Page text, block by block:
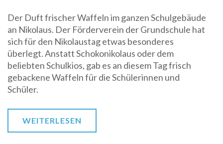
Der Duft frischer Waffeln im ganzen Schulgebäude
an Nikolaus. Der Förderverein der Grundschule hat
sich für den Nikolaustag etwas besonderes
überlegt. Anstatt Schokonikolaus oder dem
beliebten Schulkios, gab es an diesem Tag frisch
gebackene Waffeln für die Schülerinnen und
Schüler.
WEITERLESEN